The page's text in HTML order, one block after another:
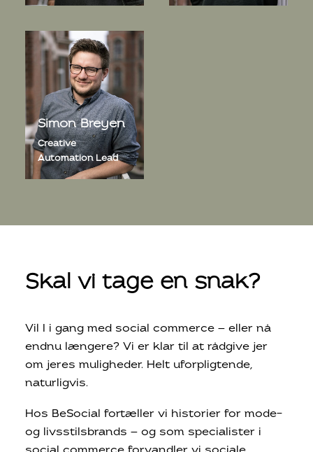
Simon Breyen
Creative
Automation Lead
Skal vi tage en snak?
Vil I i gang med social commerce — eller nå
endnu længere? Vi er klar til at rådgive jer
om jeres muligheder. Helt uforpligtende,
naturligvis.
Hos BeSocial fortæller vi historier for mode-
og livsstilsbrands — og som specialister i